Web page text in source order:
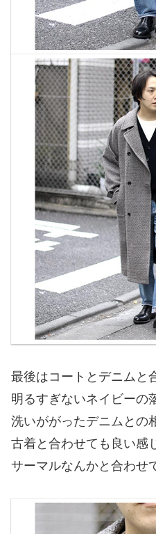
最後はコートとデニムと
明るすぎないネイビーの
洗いががったデニムとの
古着と合わせても良い感
サーマルなんかと合わせ